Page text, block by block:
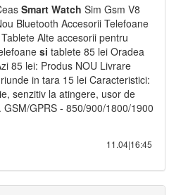
Smart Watch Sim Gsm V8
Bluetooth Accesorii Telefoane
Alte accesorii pentru
si tablete 85 lei Oradea
85 lei: Produs NOU Livrare
in tara 15 lei Caracteristici:
senzitiv la atingere, usor de
GPRS - 850/900/1800/1900
11.04|16:45